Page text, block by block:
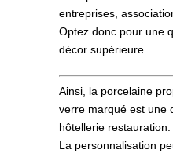
entreprises,
Optez donc pour une
décor supérieure.
Ainsi, la porcelaine
verre marqué est une
hôtellerie restauration.
La personnalisation